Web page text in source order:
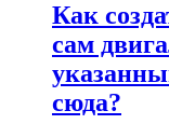
Как
сам
сюда?